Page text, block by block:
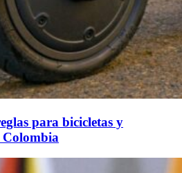
para bicicletas y
Colombia